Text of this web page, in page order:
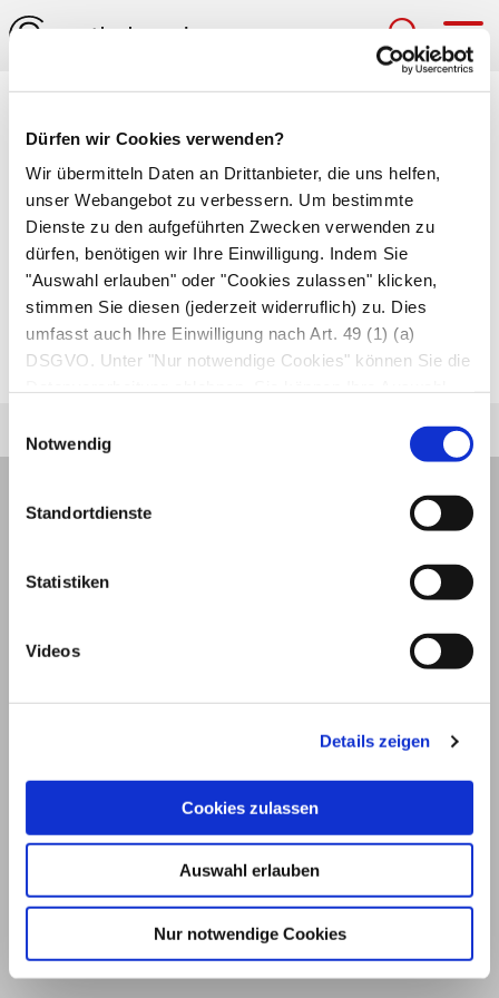
Dürfen wir Cookies verwenden?
Wir übermitteln Daten an Drittanbieter, die uns helfen,
unser Webangebot zu verbessern. Um bestimmte
Dienste zu den aufgeführten Zwecken verwenden zu
dürfen, benötigen wir Ihre Einwilligung. Indem Sie
"Auswahl erlauben" oder "Cookies zulassen" klicken,
stimmen Sie diesen (jederzeit widerruflich) zu. Dies
umfasst auch Ihre Einwilligung nach Art. 49 (1) (a)
DSGVO. Unter "Nur notwendige Cookies" können Sie die
Notwendig
Standortdienste
Statistiken
Videos
Details zeigen
Cookies zulassen
Auswahl erlauben
Nur notwendige Cookies
Aus Faserknorpel undBindegewebebestehende
Verbindung zwischen zweiKnochen. Ein Beispiel
für eine Symphyse ist dieSchambeinfuge
(Symphysis pubis) zwischen den beiden
Sitzbeinen am Becken.
Autor*innen
© 2026
Impressum und Nutzungsbedingungen
Datenschutz Privatsphäre
Qualitätsrichtlinien Barrierefreiheit